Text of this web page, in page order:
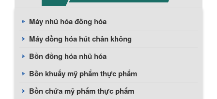
Máy nhũ hóa đồng hóa
Máy đồng hóa hút chân không
Bồn đồng hóa nhũ hóa
Bồn khuấy mỹ phẩm thực phẩm
Bồn chứa mỹ phẩm thực phẩm